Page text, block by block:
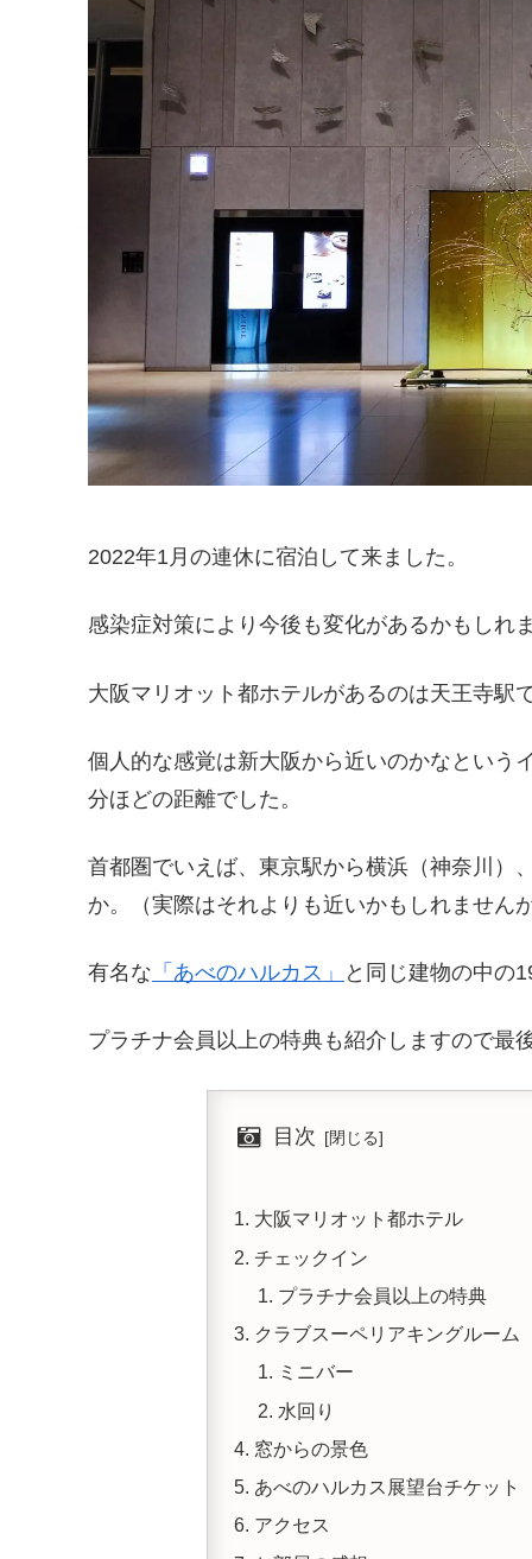
2022年1月の連休に宿泊して来ました。
感染症対策により今後も変化があるかもしれ
大阪マリオット都ホテルがあるのは天王寺駅で
個人的な感覚は新大阪から近いのかなという
分ほどの距離でした。
首都圏でいえば、東京駅から横浜（神奈川）
か。（実際はそれよりも近いかもしれませんが
有名な 「あべのハルカス」 と同じ建物の中の
プラチナ会員以上の特典も紹介しますので最
目次
大阪マリオット都ホテル
チェックイン
プラチナ会員以上の特典
クラブスーペリアキングルーム
ミニバー
水回り
窓からの景色
あべのハルカス展望台チケット
アクセス